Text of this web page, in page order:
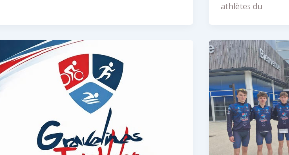
athlètes du